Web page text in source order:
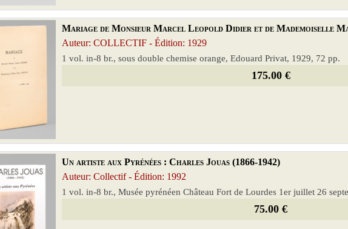
Mariage de Monsieur Marcel Leopold Didier et de Mademoiselle
Auteur: COLLECTIF - Édition: 1929
1 vol. in-8 br., sous double chemise orange, Edouard Privat, 1929, 72 pp.
175.00 €
Un artiste aux Pyrénées : Charles Jouas (1866-1942)
Auteur: Collectif - Édition: 1992
1 vol. in-8 br., Musée pyrénéen Château Fort de Lourdes 1er juillet 26
75.00 €